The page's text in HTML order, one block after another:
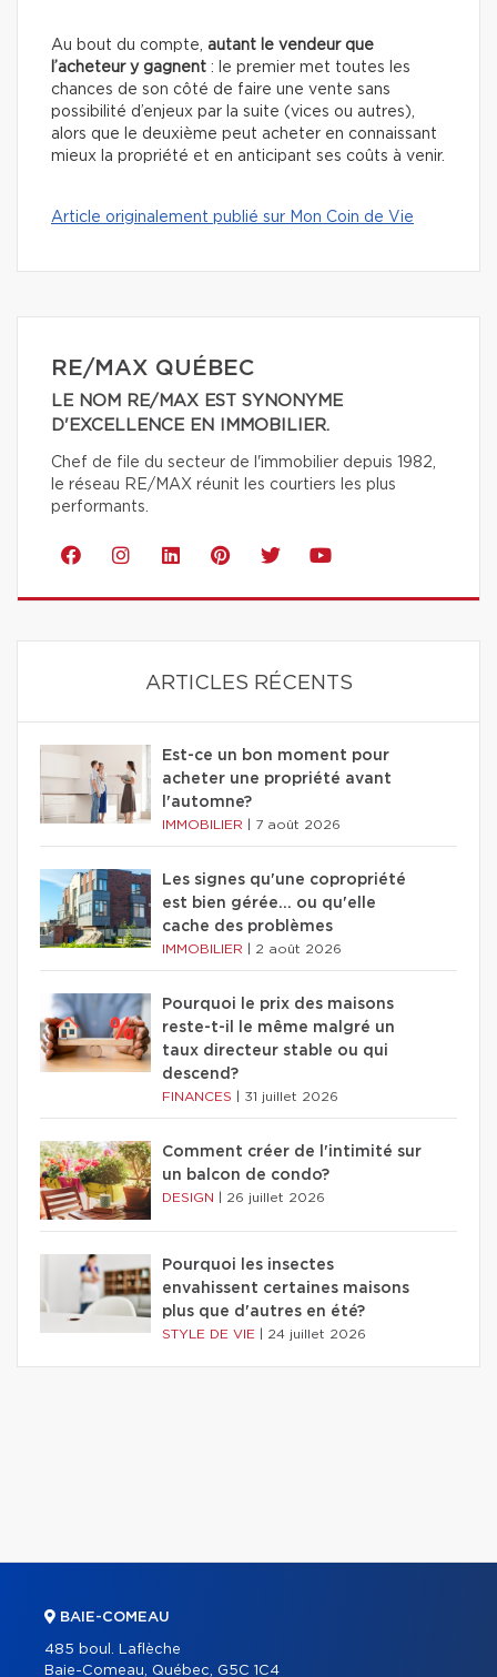
Au bout du compte, autant le vendeur que
l’acheteur y gagnent : le premier met toutes les
chances de son côté de faire une vente sans
possibilité d’enjeux par la suite (vices ou autres),
alors que le deuxième peut acheter en connaissant
mieux la propriété et en anticipant ses coûts à venir.
Article originalement publié sur Mon Coin de Vie
RE/MAX QUÉBEC
LE NOM RE/MAX EST SYNONYME
D'EXCELLENCE EN IMMOBILIER.
Chef de file du secteur de l'immobilier depuis 1982,
le réseau RE/MAX réunit les courtiers les plus
performants.
ARTICLES RÉCENTS
Est-ce un bon moment pour
acheter une propriété avant
l'automne?
IMMOBILIER 7 août 2026
Les signes qu'une copropriété
est bien gérée… ou qu'elle
cache des problèmes
IMMOBILIER 2 août 2026
Pourquoi le prix des maisons
reste-t-il le même malgré un
taux directeur stable ou qui
descend?
FINANCES 31 juillet 2026
Comment créer de l'intimité sur
un balcon de condo?
DESIGN 26 juillet 2026
Pourquoi les insectes
envahissent certaines maisons
plus que d'autres en été?
STYLE DE VIE 24 juillet 2026
BAIE-COMEAU
485 boul. Laflèche
Baie-Comeau, Québec, G5C 1C4